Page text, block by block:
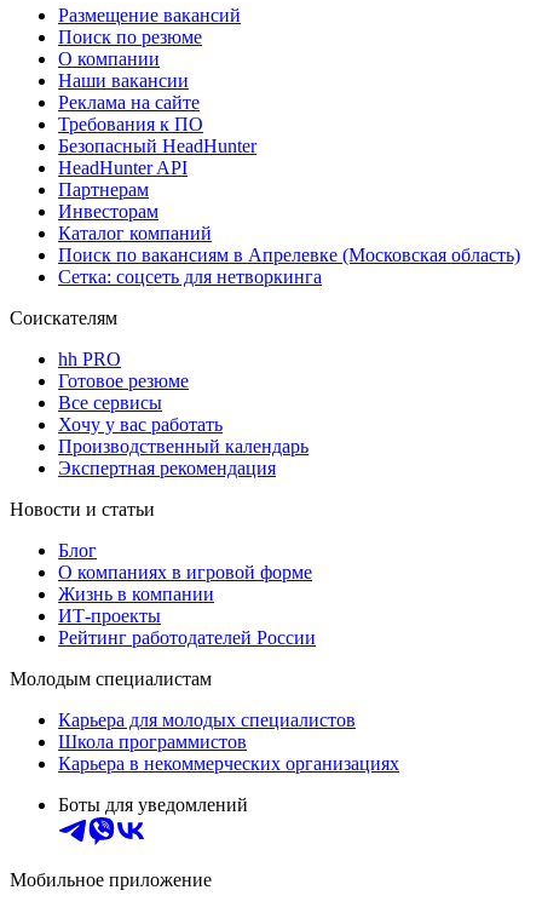
Размещение вакансий
Поиск по резюме
О компании
Наши вакансии
Реклама на сайте
Требования к ПО
Безопасный HeadHunter
HeadHunter API
Партнерам
Инвесторам
Каталог компаний
Поиск по вакансиям в Апрелевке (Московская область)
Сетка: соцсеть для нетворкинга
Соискателям
hh PRO
Готовое резюме
Все сервисы
Хочу у вас работать
Производственный календарь
Экспертная рекомендация
Новости и статьи
Блог
О компаниях в игровой форме
Жизнь в компании
ИТ-проекты
Рейтинг работодателей России
Молодым специалистам
Карьера для молодых специалистов
Школа программистов
Карьера в некоммерческих организациях
Боты для уведомлений
Мобильное приложение